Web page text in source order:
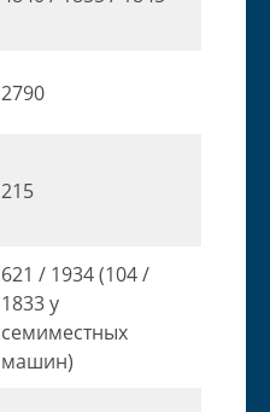
2790
215
621 / 1934 (104 /
1833 у
семиместных
машин)